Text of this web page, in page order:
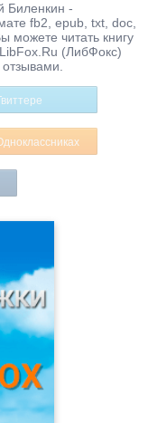
Биленкин -
fb2, epub, txt, doc,
можете читать книгу
(ЛибФокс)